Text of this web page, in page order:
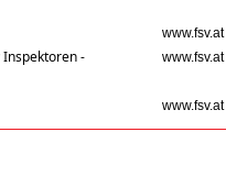
www.fsv.at
-
www.fsv.at
www.fsv.at